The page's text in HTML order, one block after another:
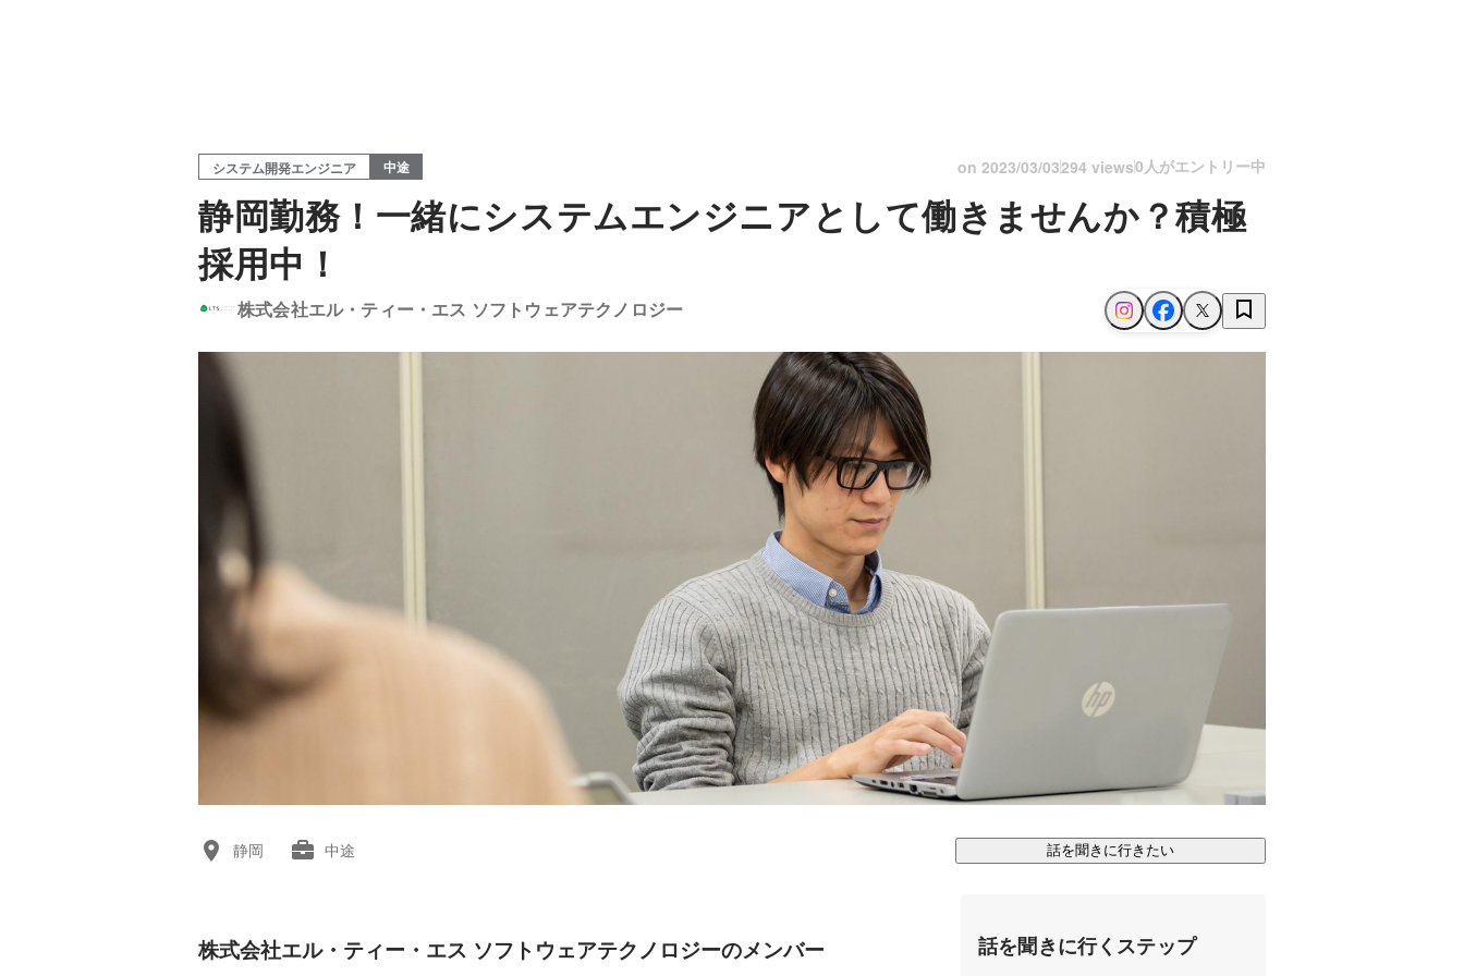
システム開発エンジニア 中途 on 2023/03/03294 views0人がエントリー中
静岡勤務！一緒にシステムエンジニアとして働きませんか？積極
採用中！
株式会社エル・ティー・エス ソフトウェアテクノロジー
静岡 中途 話を聞きに行きたい
株式会社エル・ティー・エス ソフトウェアテクノロジーのメンバー 話を聞きに行くステップ